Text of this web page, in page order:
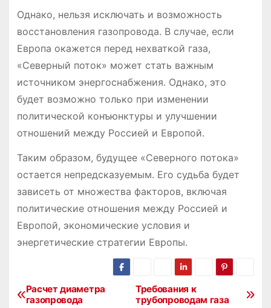
Однако, нельзя исключать и возможность
восстановления газопровода. В случае, если
Европа окажется перед нехваткой газа,
«Северный поток» может стать важным
источником энергоснабжения. Однако, это
будет возможно только при изменении
политической конъюнктуры и улучшении
отношений между Россией и Европой.
Таким образом, будущее «Северного потока»
остается непредсказуемым. Его судьба будет
зависеть от множества факторов, включая
политические отношения между Россией и
Европой, экономические условия и
энергетические стратегии Европы.
Н
Требования к
трубопроводам газа
Расчет диаметра
газопровода